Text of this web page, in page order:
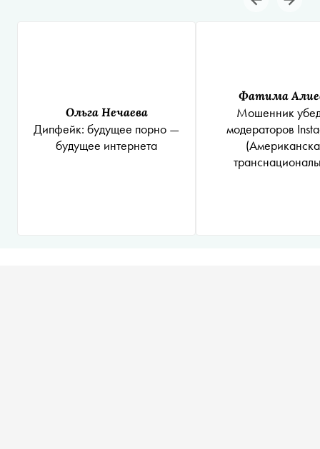
Ольга Нечаева
Дипфейк: будущее порно —
будущее интернета
Фатима
Мошенник
модераторов